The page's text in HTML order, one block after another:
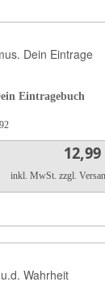
Eintragebuch
12,99
inkl. MwSt. zzgl.